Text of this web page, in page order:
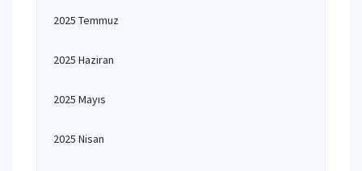
2025 Temmuz
2025 Haziran
2025 Mayıs
2025 Nisan